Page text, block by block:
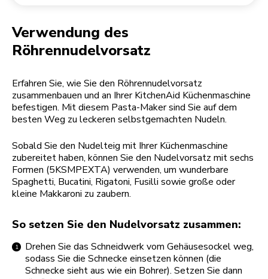
Verwendung des
Röhrennudelvorsatz
Erfahren Sie, wie Sie den Röhrennudelvorsatz
zusammenbauen und an Ihrer KitchenAid Küchenmaschine
befestigen. Mit diesem Pasta-Maker sind Sie auf dem
besten Weg zu leckeren selbstgemachten Nudeln.
Sobald Sie den Nudelteig mit Ihrer Küchenmaschine
zubereitet haben, können Sie den Nudelvorsatz mit sechs
Formen (5KSMPEXTA) verwenden, um wunderbare
Spaghetti, Bucatini, Rigatoni, Fusilli sowie große oder
kleine Makkaroni zu zaubern.
So setzen Sie den Nudelvorsatz zusammen:
Drehen Sie das Schneidwerk vom Gehäusesockel weg,
sodass Sie die Schnecke einsetzen können (die
Schnecke sieht aus wie ein Bohrer). Setzen Sie dann